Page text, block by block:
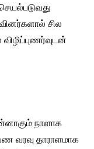
சில
நாளாக
வரவு தாராளமாக